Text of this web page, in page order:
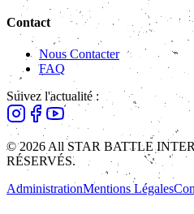
Contact
Nous Contacter
FAQ
Suivez l'actualité :
© 2026 All STAR BATTLE
RÉSERVÉS.
AdministrationMentions Légales